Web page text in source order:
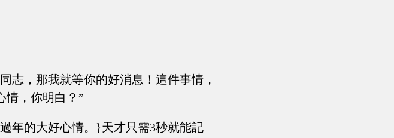
志，那我就等你的好消息！這件事情，
情，你明白？”
年的大好心情。}天才只需3秒就能記